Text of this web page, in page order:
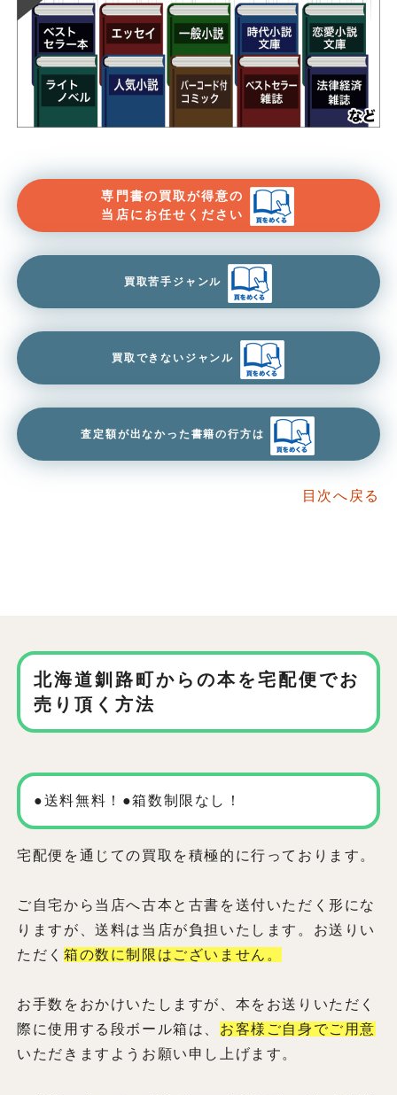
専門書の買取が得意の
当店にお任せください
買取苦手ジャンル
買取できないジャンル
査定額が出なかった書籍の行方は
目次へ戻る
北海道釧路町からの本を宅配便でお
売り頂く方法
●送料無料！●箱数制限なし！
宅配便を通じての買取を積極的に行っております。
ご自宅から当店へ古本と古書を送付いただく形にな
りますが、送料は当店が負担いたします。お送りい
ただく 箱の数に制限はございません。
お手数をおかけいたしますが、本をお送りいただく
際に使用する段ボール箱は、 お客様ご自身でご用意
いただきますようお願い申し上げます。